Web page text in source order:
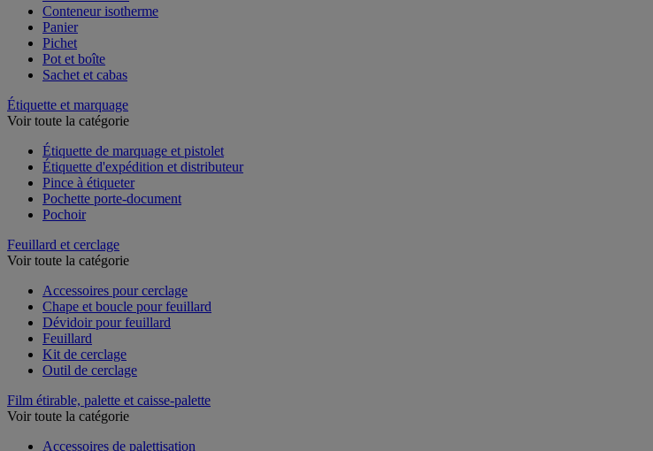
Bac alimentaire
Conteneur isotherme
Panier
Pichet
Pot et boîte
Étiquette et marquage
Étiquette de marquage et pistolet
Étiquette d'expédition et distributeur
Pince à étiqueter
Pochette porte-document
Feuillard et cerclage
Accessoires pour cerclage
Chape et boucle pour feuillard
Dévidoir pour feuillard
Feuillard
Kit de cerclage
Film étirable, palette et caisse-palette